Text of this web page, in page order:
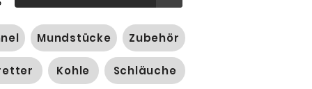
Mundstücke Zubehör
Kohle Schläuche